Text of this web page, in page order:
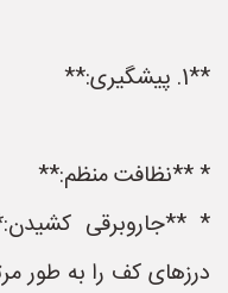
**1. پیشگیری:**
* **نظافت منظم:**
* **جاروبرقی
درزهای کف را به طور